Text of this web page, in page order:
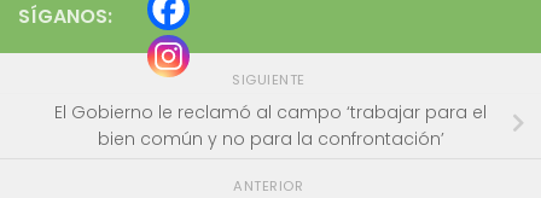
SÍGANOS:
SIGUIENTE
El Gobierno le reclamó al campo ‘trabajar para el
bien común y no para la confrontación’
ANTERIOR